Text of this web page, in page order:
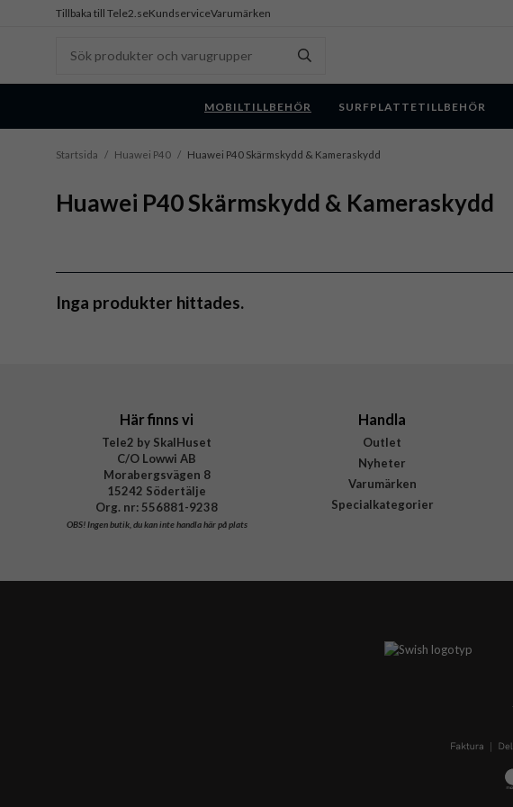
Tillbaka till Tele2.seKundserviceVarumärken
MOBILTILLBEHÖR SURFPLATTETILLBEHÖR
Startsida / Huawei P40 / Huawei P40 Skärmskydd & Kameraskydd
Huawei P40 Skärmskydd & Kameraskydd
Inga produkter hittades.
Här finns vi
Tele2 by SkalHuset
C/O Lowwi AB
Morabergsvägen 8
15242 Södertälje
Org. nr: 556881-9238
OBS!Ingen butik, du kan inte handla här på plats
Handla
Outlet
Nyheter
Varumärken
Specialkategorier